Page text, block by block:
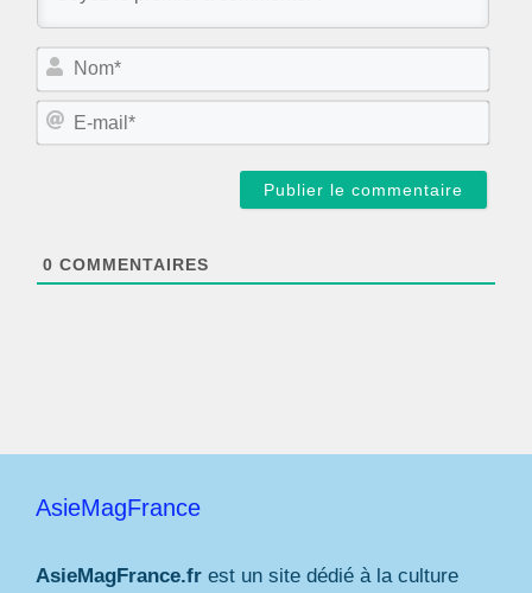
N
m
E
0 COMMENTAIRES
AsieMagFrance
AsieMagFrance.fr est un site dédié à la culture